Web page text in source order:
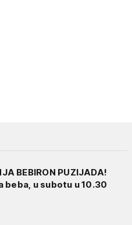
BEBIRON PUZIJADA!
beba, u subotu u 10.30